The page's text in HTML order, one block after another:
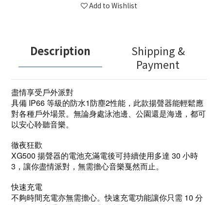
Add to Wishlist
Description
Shipping &
Payment
盡情享受戶外派對
具備 IP66 等級的防水1防塵2性能，此款揚聲器能輕鬆應
對各種戶外場景。無論身處泳池邊、公園還是海邊，都可
以安心聆聽音樂。
徹夜狂歡
XG500 揚聲器的電池充滿電後可持續使用多達 30 小時
3，讓你盡情派對，無需擔心音樂戛然而止。
快速充電
不夠時間充電亦無需擔心。快速充電功能讓你只需 10 分